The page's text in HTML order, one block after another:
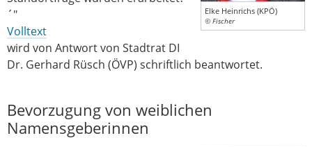
Elke Heinrichs (KPÖ)
© Fischer
´"
Volltext
wird von Antwort von Stadtrat DI
Dr. Gerhard Rüsch (ÖVP) schriftlich beantwortet.
Bevorzugung von weiblichen
Namensgeberinnen